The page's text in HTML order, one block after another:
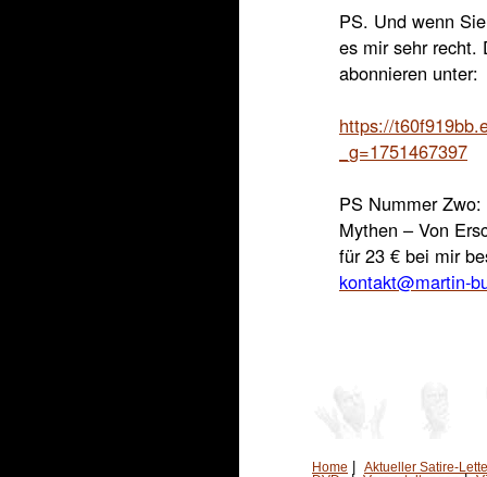
PS. Und wenn
es mir sehr recht.
abonnieren unter:
https://
_g=1751467397
PS Nummer
Mythen – Von
für 23 € bei mir
kontakt@martin-
Home
Aktueller Satire-